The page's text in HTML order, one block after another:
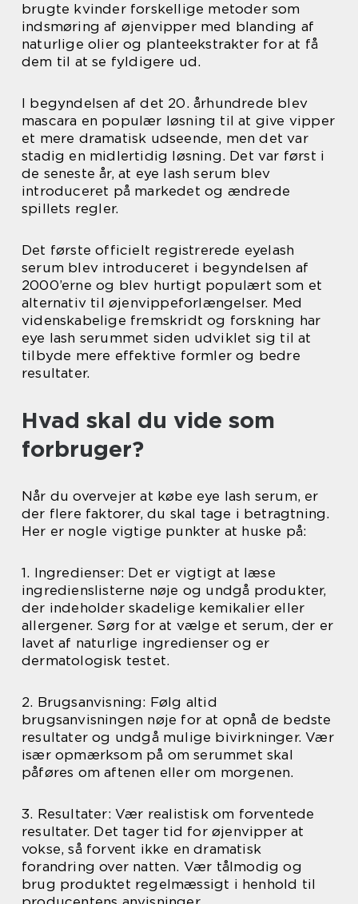
brugte kvinder forskellige metoder som
indsmøring af øjenvipper med blanding af
naturlige olier og planteekstrakter for at få
dem til at se fyldigere ud.
I begyndelsen af det 20. århundrede blev
mascara en populær løsning til at give vipper
et mere dramatisk udseende, men det var
stadig en midlertidig løsning. Det var først i
de seneste år, at eye lash serum blev
introduceret på markedet og ændrede
spillets regler.
Det første officielt registrerede eyelash
serum blev introduceret i begyndelsen af
2000’erne og blev hurtigt populært som et
alternativ til øjenvippeforlængelser. Med
videnskabelige fremskridt og forskning har
eye lash serummet siden udviklet sig til at
tilbyde mere effektive formler og bedre
resultater.
Hvad skal du vide som
forbruger?
Når du overvejer at købe eye lash serum, er
der flere faktorer, du skal tage i betragtning.
Her er nogle vigtige punkter at huske på:
1. Ingredienser: Det er vigtigt at læse
ingredienslisterne nøje og undgå produkter,
der indeholder skadelige kemikalier eller
allergener. Sørg for at vælge et serum, der er
lavet af naturlige ingredienser og er
dermatologisk testet.
2. Brugsanvisning: Følg altid
brugsanvisningen nøje for at opnå de bedste
resultater og undgå mulige bivirkninger. Vær
især opmærksom på om serummet skal
påføres om aftenen eller om morgenen.
3. Resultater: Vær realistisk om forventede
resultater. Det tager tid for øjenvipper at
vokse, så forvent ikke en dramatisk
forandring over natten. Vær tålmodig og
brug produktet regelmæssigt i henhold til